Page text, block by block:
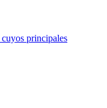
principales